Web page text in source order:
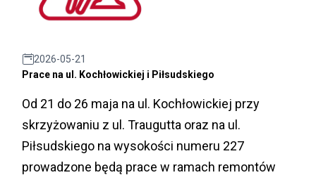
2026-05-21
Prace na ul. Kochłowickiej i Piłsudskiego
Od 21 do 26 maja na ul. Kochłowickiej przy
skrzyżowaniu z ul. Traugutta oraz na ul.
Piłsudskiego na wysokości numeru 227
prowadzone będą prace w ramach remontów